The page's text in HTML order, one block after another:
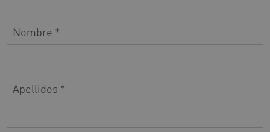
Nombre *
Apellidos *